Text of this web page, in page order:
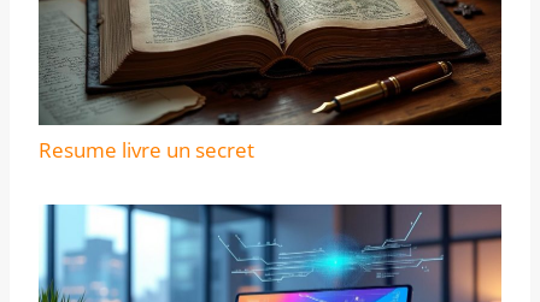
Resume livre un secret